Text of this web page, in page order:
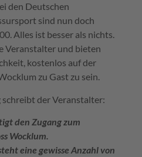
den Deutschen
sind nun doch
Alles ist besser als nichts.
Veranstalter und bieten
kostenlos auf der
zu Gast zu sein.
der Veranstalter:
den Zugang zum
Wocklum.
eine gewisse Anzahl von